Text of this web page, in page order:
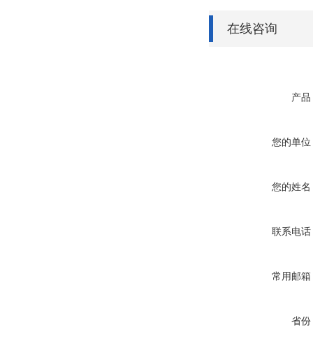
在线咨询
产品
您的单位
您的姓名
联系电话
常用邮箱
省份